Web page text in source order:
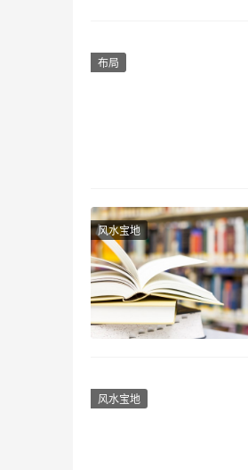
布局
风水宝地
风水宝地